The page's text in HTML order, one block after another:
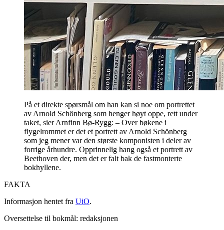
På et direkte spørsmål om han kan si noe om portrettet
av Arnold Schönberg som henger høyt oppe, rett under
taket, sier Arnfinn Bø-Rygg: – Over bøkene i
flygelrommet er det et portrett av Arnold Schönberg
som jeg mener var den største komponisten i deler av
forrige århundre. Opprinnelig hang også et portrett av
Beethoven der, men det er falt bak de fastmonterte
bokhyllene.
FAKTA
Informasjon hentet fra UiO.
Oversettelse til bokmål: redaksjonen